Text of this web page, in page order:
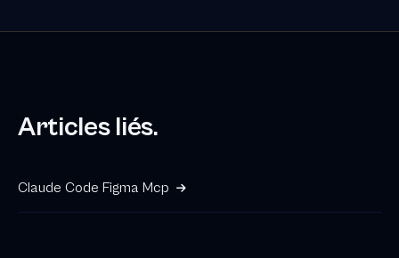
Articles liés.
Claude Code Figma Mcp